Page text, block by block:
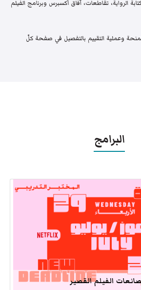
الرواية، تقاطعات، آفاق أكسبرس وبرنامج الفيلم
وعملية التقييم بالتفصيل في صفحة كلّ
البرامج
الفيلم القصير